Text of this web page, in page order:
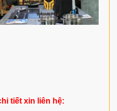
tiết xin liên hệ: